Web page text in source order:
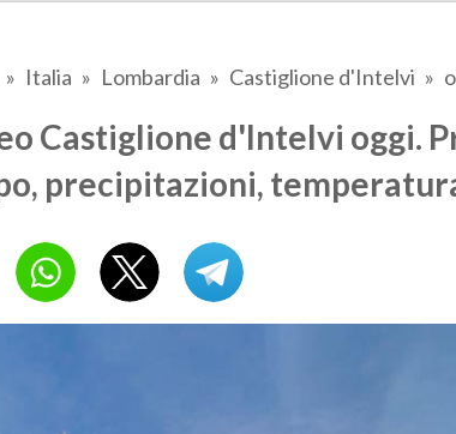
Italia Lombardia Castiglione d'Intelvi
Castiglione d'Intelvi oggi.
precipitazioni,